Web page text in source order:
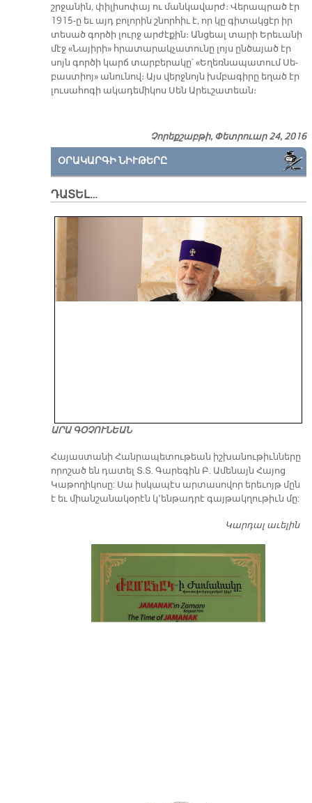
շրջա­նին, փի­լի­սո­փայ ու ման­կա­վարժ։ Վե­րապ­րած էր
1915-ը եւ այդ բո­լո­րին շնոր­հիւ է, որ կը գի­տակ­ցէր իր
տե­սած գոր­ծի լուրջ ար­ժէ­քին։ Ան­ցեալ տա­րի Ե­րե­ւա­նի
մէջ «Նա­յի­րի» հրա­տա­րակ­չա­տու­նը լոյս ըն­ծա­յած էր
սոյն գոր­ծի կարճ տար­բե­րա­կը՝ «Ե­ղեռ­նա­պա­տում Սե­
բաս­տիոյ» ա­նու­նով։ Այս վերջ­նոյն խմբա­գի­րը ե­ղած էր
լու­սա­հո­գի ա­կա­դե­մի­կոս Սեն Ա­րեւ­շա­տեան։
Չորեքշաբթի, Փետրուար 24, 2016
ՕՐԱԿԱՐԳԻ ՆԻՒԹԵՐԸ
ԴԱՏԵԼ…
ԱՐԱ ԳՕՉՈՒՆԵԱՆ
​Հայաստանի Հանրապետութեան իշխանութիւնները
որոշած են դատել Տ.Տ. Գարեգին Բ. Ամենայն Հայոց
Կաթողիկոսը: Սա իսկապէս արտասովոր երեւոյթ մըն
է եւ միանշանակօրէն կ՚ենթադրէ գայթակղութիւն մը:
Կարդալ աւելին